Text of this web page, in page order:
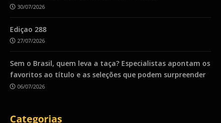
30/07/2026
Ediçao 288
27/07/2026
Sem o Brasil, quem leva a taça? Especialistas apontam os
favoritos ao título e as seleções que podem surpreender
06/07/2026
Categorias